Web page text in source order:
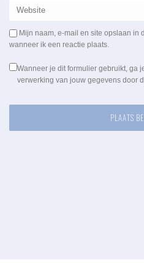
Mijn naam, e-mail en site opslaan in
wanneer ik een reactie plaats.
Wanneer je dit formulier gebruikt, ga
verwerking van jouw gegevens door